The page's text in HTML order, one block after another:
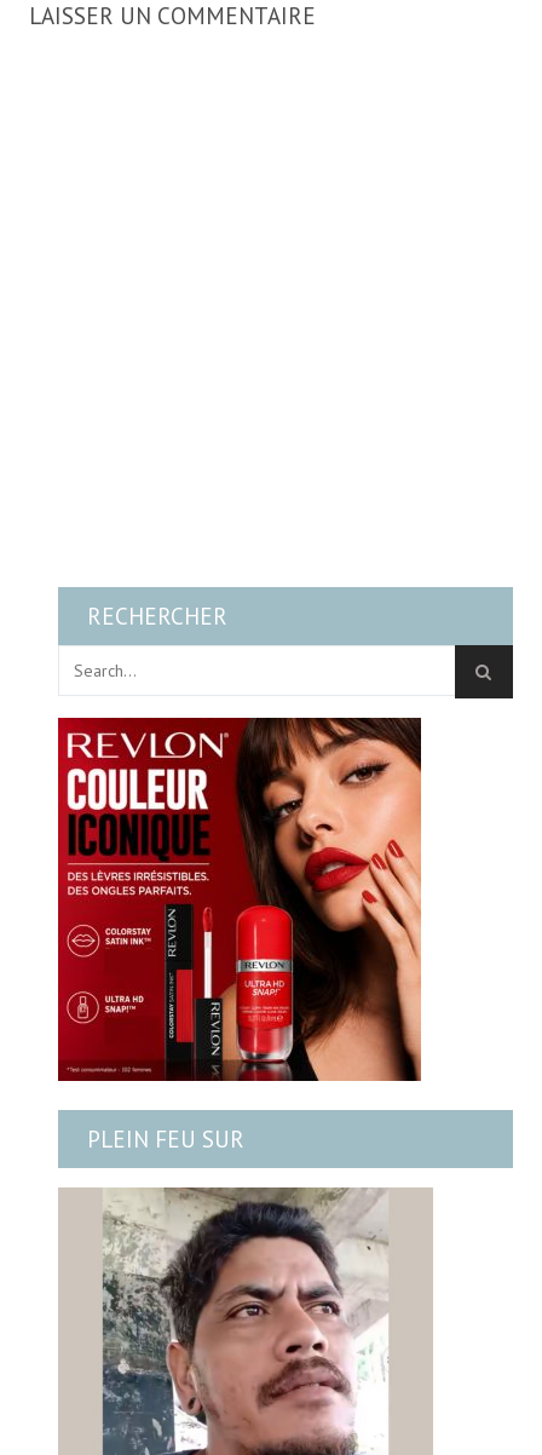
LAISSER UN COMMENTAIRE
RECHERCHER
PLEIN FEU SUR